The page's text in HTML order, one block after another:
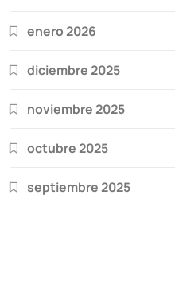
enero 2026
diciembre 2025
noviembre 2025
octubre 2025
septiembre 2025